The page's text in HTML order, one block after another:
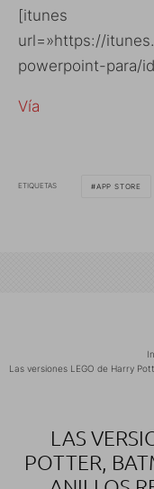
[itunes
url=»https://
powerpoint-para/
Vía
ETIQUETAS APP STORE
Las versiones LEGO de Harry
LAS
POTTER,